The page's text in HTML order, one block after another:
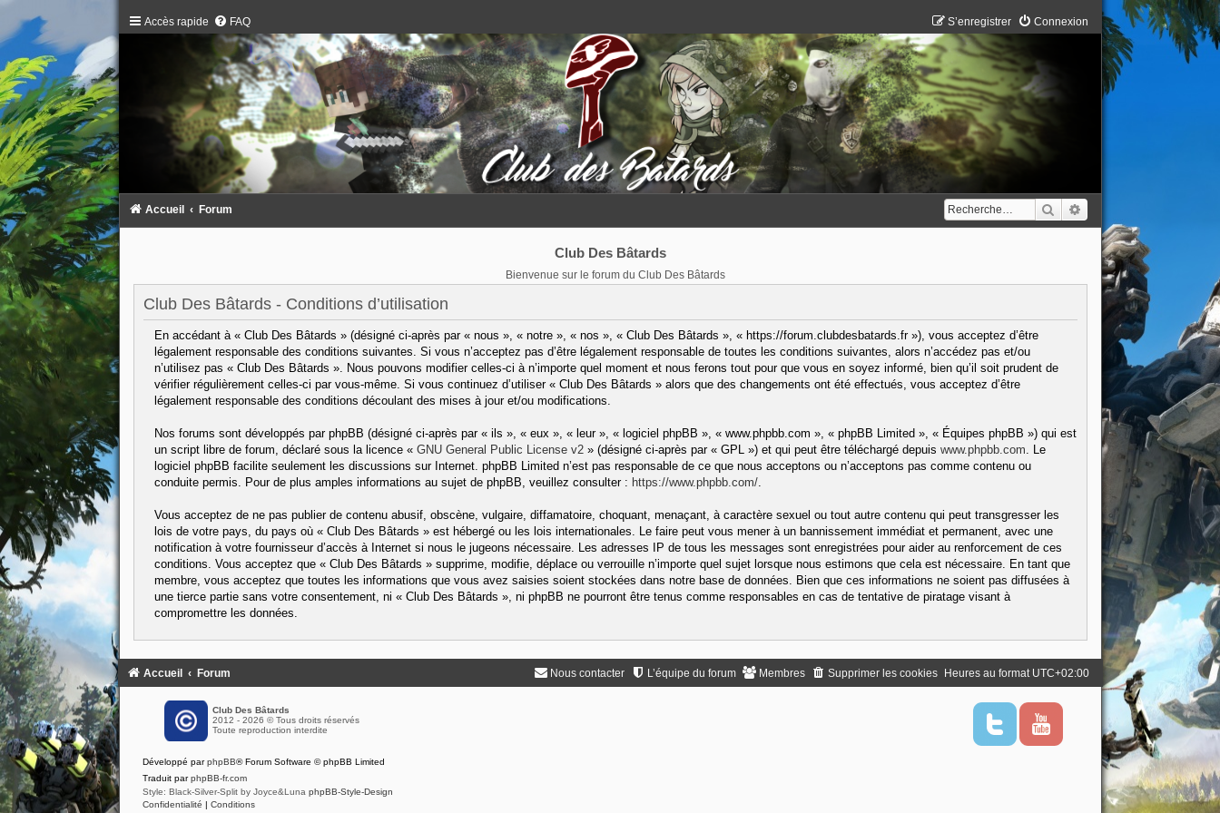
Accès rapide FAQ Connexion
S’enregistrer
Rechercher
Accueil Forum
Club Des Bâtards
Bienvenue sur le forum du Club Des Bâtards
Club Des Bâtards - Conditions d’utilisation
En accédant à « Club Des Bâtards » (désigné ci-après par « nous », « notre », « nos », « Club Des Bâtards », « https://forum.clubdesbatards.fr »), vous acceptez d’être
légalement responsable des conditions suivantes. Si vous n’acceptez pas d’être légalement responsable de toutes les conditions suivantes, alors n’accédez pas et/ou
n’utilisez pas « Club Des Bâtards ». Nous pouvons modifier celles-ci à n’importe quel moment et nous ferons tout pour que vous en soyez informé, bien qu’il soit prudent de
vérifier régulièrement celles-ci par vous-même. Si vous continuez d’utiliser « Club Des Bâtards » alors que des changements ont été effectués, vous acceptez d’être
légalement responsable des conditions découlant des mises à jour et/ou modifications.
Nos forums sont développés par phpBB (désigné ci-après par « ils », « eux », « leur », « logiciel phpBB », « www.phpbb.com », « phpBB Limited », « Équipes phpBB ») qui est
un script libre de forum, déclaré sous la licence « GNU General Public License v2» (désigné ci-après par « GPL ») et qui peut être téléchargé depuis www.phpbb.com. Le
logiciel phpBB facilite seulement les discussions sur Internet. phpBB Limited n’est pas responsable de ce que nous acceptons ou n’acceptons pas comme contenu ou
conduite permis. Pour de plus amples informations au sujet de phpBB, veuillez consulter : https://www.phpbb.com/.
Vous acceptez de ne pas publier de contenu abusif, obscène, vulgaire, diffamatoire, choquant, menaçant, à caractère sexuel ou tout autre contenu qui peut transgresser les
lois de votre pays, du pays où « Club Des Bâtards » est hébergé ou les lois internationales. Le faire peut vous mener à un bannissement immédiat et permanent, avec une
notification à votre fournisseur d’accès à Internet si nous le jugeons nécessaire. Les adresses IP de tous les messages sont enregistrées pour aider au renforcement de ces
conditions. Vous acceptez que « Club Des Bâtards » supprime, modifie, déplace ou verrouille n’importe quel sujet lorsque nous estimons que cela est nécessaire. En tant que
membre, vous acceptez que toutes les informations que vous avez saisies soient stockées dans notre base de données. Bien que ces informations ne soient pas diffusées à
une tierce partie sans votre consentement, ni « Club Des Bâtards », ni phpBB ne pourront être tenus comme responsables en cas de tentative de piratage visant à
compromettre les données.
Accueil Forum Heures au format UTC+02:00
Supprimer les cookies
Membres
L’équipe du forum
Nous contacter
Club Des Bâtards
2012 - 2026 © Tous droits réservés
Toute reproduction interdite
T
i
Y
u
Développé parphpBB® Forum Software © phpBB Limited
Traduit parphpBB-fr.com
Style: Black-Silver-Split by Joyce&Luna phpBB-Style-Design
Confidentialité | Conditions